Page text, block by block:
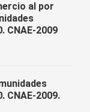
al por
CNAE-2009
CNAE-2009.